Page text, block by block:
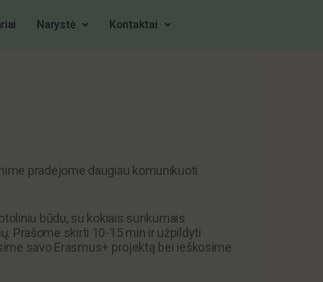
Narystė Kontaktai
pradėjome daugiau komunikuoti
būdu, su kokiais sunkumais
Prašome skirti 10-15 min ir užpildyti
savo Erasmus+ projektą bei ieškosime